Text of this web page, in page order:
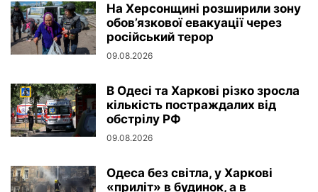
На Херсонщині розширили зону
обов’язкової евакуації через
російський терор
09.08.2026
В Одесі та Харкові різко зросла
кількість постраждалих від
обстрілу РФ
09.08.2026
Одеса без світла, у Харкові
«приліт» в будинок, а в